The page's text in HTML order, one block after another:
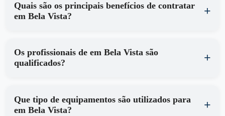
Quais são os principais benefícios de contratar
em Bela Vista?
Os profissionais de em Bela Vista são
qualificados?
Que tipo de equipamentos são utilizados para
em Bela Vista?